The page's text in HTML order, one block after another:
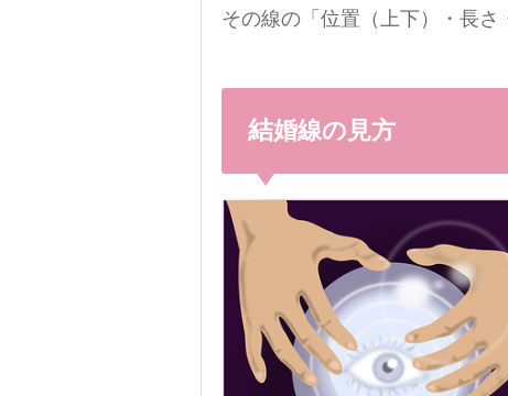
その線の「位置（上下）・長さ
結婚線の見方